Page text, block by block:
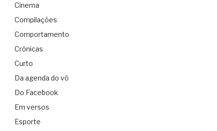
Cinema
Compilações
Comportamento
Crônicas
Curto
Da agenda do vô
Do Facebook
Em versos
Esporte